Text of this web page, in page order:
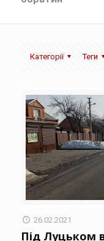
Категорії Теги
26.02.2021
Під Луцьком